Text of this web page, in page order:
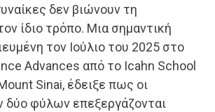
δεν βιώνουν τη
ίδιο τρόπο. Μια σημαντική
τον Ιούλιο του 2025 στο
Advances από το Icahn School
Sinai, έδειξε πως οι
δύο φύλων επεξεργάζονται